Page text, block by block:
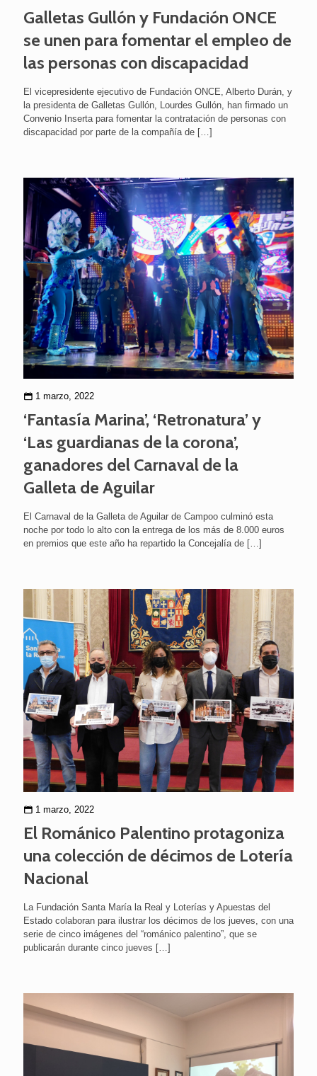
Galletas Gullón y Fundación ONCE
se unen para fomentar el empleo de
las personas con discapacidad
El vicepresidente ejecutivo de Fundación ONCE, Alberto Durán, y
la presidenta de Galletas Gullón, Lourdes Gullón, han firmado un
Convenio Inserta para fomentar la contratación de personas con
discapacidad por parte de la compañía de […]
1 marzo, 2022
‘Fantasía Marina’, ‘Retronatura’ y
‘Las guardianas de la corona’,
ganadores del Carnaval de la
Galleta de Aguilar
El Carnaval de la Galleta de Aguilar de Campoo culminó esta
noche por todo lo alto con la entrega de los más de 8.000 euros
en premios que este año ha repartido la Concejalía de […]
1 marzo, 2022
El Románico Palentino protagoniza
una colección de décimos de Lotería
Nacional
La Fundación Santa María la Real y Loterías y Apuestas del
Estado colaboran para ilustrar los décimos de los jueves, con una
serie de cinco imágenes del “románico palentino”, que se
publicarán durante cinco jueves […]